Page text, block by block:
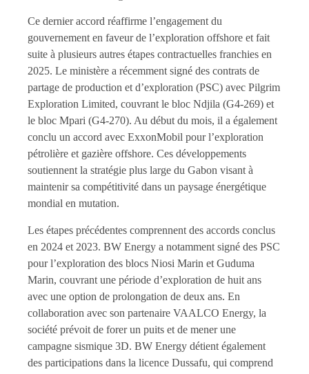
Ce dernier accord réaffirme l’engagement du
gouvernement en faveur de l’exploration offshore et fait
suite à plusieurs autres étapes contractuelles franchies en
2025. Le ministère a récemment signé des contrats de
partage de production et d’exploration (PSC) avec Pilgrim
Exploration Limited, couvrant le bloc Ndjila (G4-269) et
le bloc Mpari (G4-270). Au début du mois, il a également
conclu un accord avec ExxonMobil pour l’exploration
pétrolière et gazière offshore. Ces développements
soutiennent la stratégie plus large du Gabon visant à
maintenir sa compétitivité dans un paysage énergétique
mondial en mutation.
Les étapes précédentes comprennent des accords conclus
en 2024 et 2023. BW Energy a notamment signé des PSC
pour l’exploration des blocs Niosi Marin et Guduma
Marin, couvrant une période d’exploration de huit ans
avec une option de prolongation de deux ans. En
collaboration avec son partenaire VAALCO Energy, la
société prévoit de forer un puits et de mener une
campagne sismique 3D. BW Energy détient également
des participations dans la licence Dussafu, qui comprend